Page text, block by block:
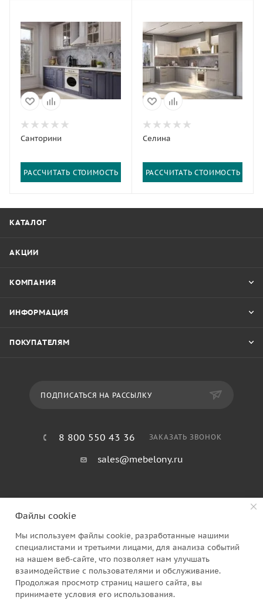
Санторини
РАССЧИТАТЬ СТОИМОСТЬ
Селина
РАССЧИТАТЬ СТОИМОСТЬ
КАТАЛОГ
АКЦИИ
КОМПАНИЯ
ИНФОРМАЦИЯ
ПОКУПАТЕЛЯМ
ПОДПИСАТЬСЯ НА РАССЫЛКУ
8 800 550 43 36 ЗАКАЗАТЬ ЗВОНОК
sales@mebelony.ru
2026 © Семья Мебелони
Файлы cookie
Мы используем файлы cookie, разработанные нашими
специалистами и третьими лицами, для анализа событий
на нашем веб-сайте, что позволяет нам улучшать
взаимодействие с пользователями и обслуживание.
Продолжая просмотр страниц нашего сайта, вы
принимаете условия его использования.